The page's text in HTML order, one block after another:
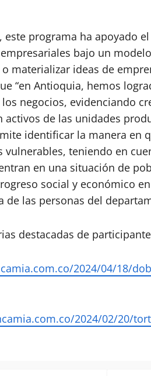
este programa ha apoyado
bajo un
materializar ideas de
“en Antioquia, hemos
negocios, evidenciando
activos de las unidades
identificar la manera en
teniendo en
en una situación de
social y económico
las personas del
destacadas de
2024/04/18/
2024/02/20/